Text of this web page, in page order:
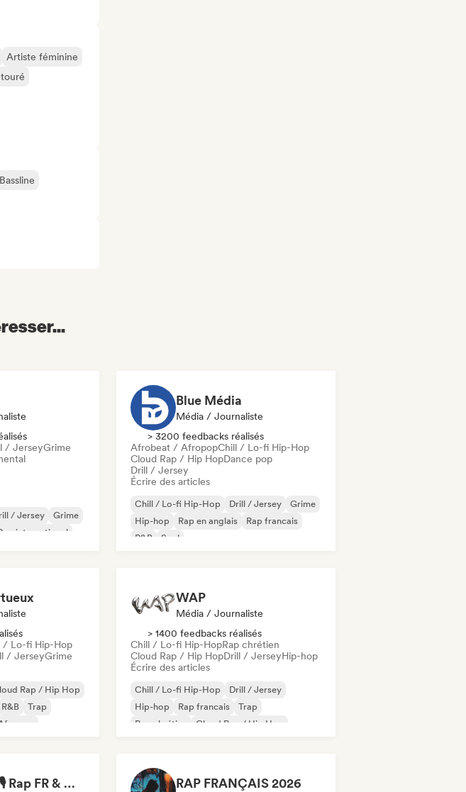
Artiste féminine
/ JerseyGrime
/ Jersey
Grime
international
Blue Média
Média / Journaliste
> 3200 feedbacks réalisés
Afrobeat / AfropopChill / Lo-fi Hip-Hop
Cloud Rap / Hip HopDance pop
Drill / Jersey
Écrire des articles
Chill / Lo-fi Hip-Hop Drill / Jersey
Grime
Hip-hop
Rap en anglais
Rap francais
R&B
Soul
/ Lo-fi Hip-Hop
/ JerseyGrime
Rap / Hip Hop
R&B
Trap
WAP
Média / Journaliste
> 1400 feedbacks réalisés
Chill / Lo-fi Hip-HopRap chrétien
Cloud Rap / Hip HopDrill / JerseyHip-hop
Écrire des articles
Chill / Lo-fi Hip-Hop
Drill / Jersey
Hip-hop
Rap francais
Trap
Rap chrétien
Cloud Rap / Hip Hop
La Relève 🎙️ Rap FR & Nouvelle Scène Hip-Hop RAP FRANÇAIS 2026